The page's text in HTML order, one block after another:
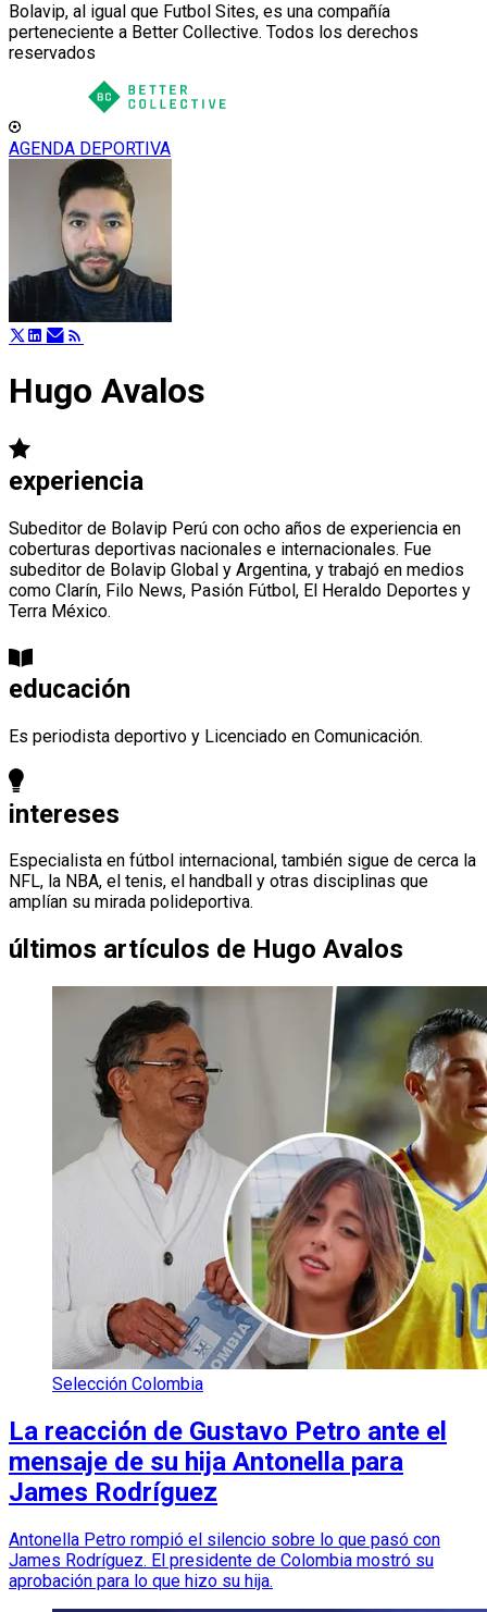
Bolavip, al igual que Futbol Sites, es una compañía
perteneciente a Better Collective. Todos los derechos
reservados
AGENDA DEPORTIVA
Hugo Avalos
experiencia
Subeditor de Bolavip Perú con ocho años de experiencia en
coberturas deportivas nacionales e internacionales. Fue
subeditor de Bolavip Global y Argentina, y trabajó en medios
como Clarín, Filo News, Pasión Fútbol, El Heraldo Deportes y
Terra México.
educación
Es periodista deportivo y Licenciado en Comunicación.
intereses
Especialista en fútbol internacional, también sigue de cerca la
NFL, la NBA, el tenis, el handball y otras disciplinas que
amplían su mirada polideportiva.
últimos artículos de Hugo Avalos
Selección Colombia
La reacción de Gustavo Petro ante el
mensaje de su hija Antonella para
James Rodríguez
Antonella Petro rompió el silencio sobre lo que pasó con
James Rodríguez. El presidente de Colombia mostró su
aprobación para lo que hizo su hija.